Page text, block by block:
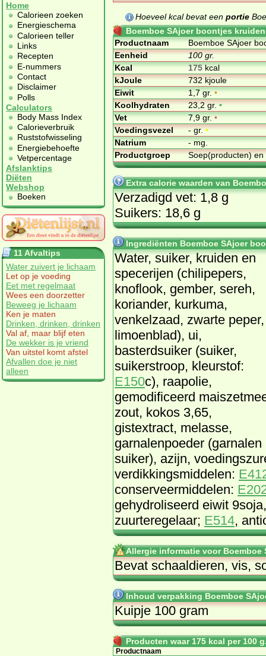
Home
Calorieen zoeken
Energieschema
Calorieen teller
Links
Recepten
E-nummers
Contact
Disclaimer
Polls
Calculators
Body Mass Index
Calorieverbruik
Ruststofwisseling
Energiebehoefte
Vetpercentage
Afslanktips
Diëten
Webshop
Boeken
11 Afvaltips
Water zuivert je lichaam
Let op je voeding
Eet met regelmaat
Wees een doorzetter
Beweeg je lichaam
Ken je maten
Drinken, drinken, drinken
Val af, maar blijf eten
De wekker is je vriend
Van uitstel komt afstel
Afvallen doe je niet
alleen
Hoeveel kcal bevat een portie
Boemboe SAjoer boontjes
Productnaam
Boemboe SAjoer
Eenheid
100 gr.
Kcal
175kcal
kJoule
732 kjoule
Eiwit
1,7 gr.•
Koolhydraten
23,2 gr.•
Vet
7,9 gr.•
Voedingsvezel
- gr.•
Natrium
- mg.
Productgroep
Soep(producten)
Extra calorie waarden van
Verzadigd vet: 1,8 g
Suikers: 18,6 g
Ingrediënten Boemboe SAjoer
Water, suiker, kruiden en
specerijen (chilipepers,
knoflook, gember, sereh,
koriander, kurkuma,
venkelzaad, zwarte peper,
limoenblad), ui,
basterdsuiker (suiker,
suikerstroop, kleurstof:
E150c), raapolie,
gemodificeerd
zout, kokos 3,65,
gistextract, melasse,
garnalenpoeder
suiker), azijn,
verdikkingsmiddelen:
conserveermiddelen:
gehydroliseerd eiwit
zuurteregelaar; E514,
Allergie informatie voor
Bevat schaaldieren, vis,
Inhoud verpakking Boemboe
Kuipje 100 gram
Producten waar 175 kcal per 100
Productnaam